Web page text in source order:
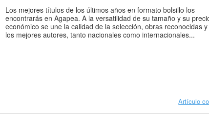
Los mejores títulos de los últimos años en formato bolsillo los
encontrarás en Agapea. A la versatilidad de su tamaño y su
económico se une la calidad de la selección, obras reconocidas
los mejores autores, tanto nacionales como internacionales...
Artículo